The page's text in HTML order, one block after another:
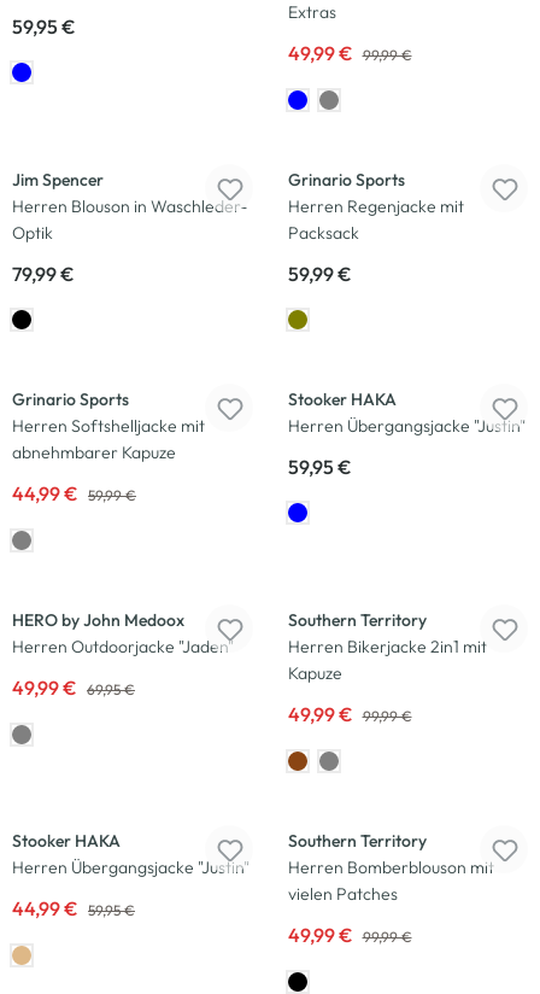
59,95 €
Extras
49,99 € 99,99 €
Jim Spencer
Herren Blouson in Waschleder-
Optik
79,99 €
Grinario Sports
Herren Regenjacke mit
Packsack
59,99 €
Grinario Sports
Herren Softshelljacke mit
abnehmbarer Kapuze
44,99 € 59,99 €
Stooker HAKA
Herren Übergangsjacke "Justin"
59,95 €
HERO by John Medoox
Herren Outdoorjacke "Jaden"
49,99 € 69,95 €
Southern Territory
Herren Bikerjacke 2in1 mit
Kapuze
49,99 € 99,99 €
Stooker HAKA
Herren Übergangsjacke "Justin"
44,99 € 59,95 €
Southern Territory
Herren Bomberblouson mit
vielen Patches
49,99 € 99,99 €